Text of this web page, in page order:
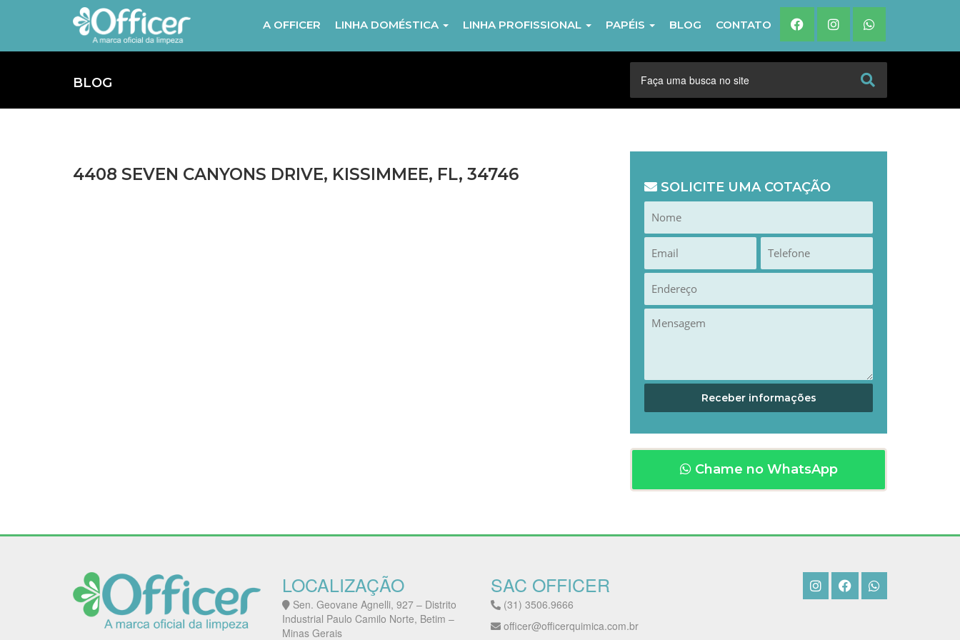
A OFFICER LINHA DOMÉSTICA LINHA PROFISSIONAL PAPÉIS BLOG CONTATO
BLOG
4408 SEVEN CANYONS DRIVE, KISSIMMEE, FL, 34746
SOLICITE UMA COTAÇÃO
Chame no WhatsApp
LOCALIZAÇÃO
Sen. Geovane Agnelli, 927 – Distrito
Industrial Paulo Camilo Norte, Betim –
Minas Gerais
SAC OFFICER
(31) 3506.9666
officer@officerquimica.com.br